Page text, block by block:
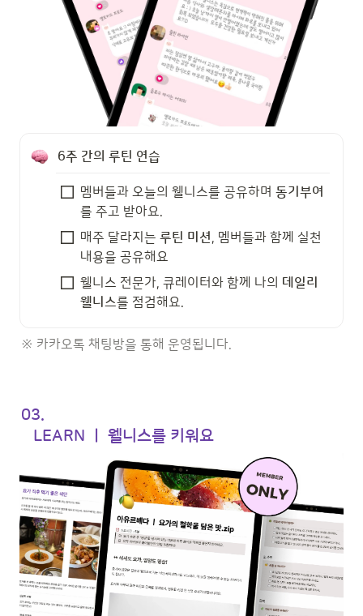
6주 간의 루틴 연습
멤버들과 오늘의 웰니스를 공유하며 동기부여
를 주고 받아요.
매주 달라지는 루틴 미션, 멤버들과 함께 실천
내용을 공유해요
웰니스 전문가, 큐레이터와 함께 나의 데일리
웰니스를 점검해요.
※ 카카오톡 채팅방을 통해 운영됩니다.
03.
   LEARN ㅣ 웰니스를 키워요